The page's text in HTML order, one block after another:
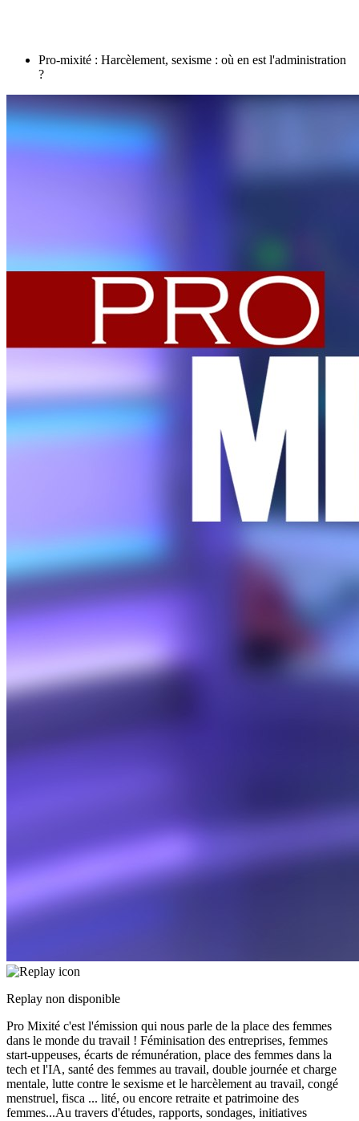
Pro-mixité : Harcèlement, sexisme : où en est l'administration
?
Replay non disponible
Pro Mixité c'est l'émission qui nous parle de la place des femmes
dans le monde du travail ! Féminisation des entreprises, femmes
start-uppeuses, écarts de rémunération, place des femmes dans la
tech et l'IA, santé des femmes au travail, double journée et charge
mentale, lutte contre le sexisme et le harcèlement au travail, congé
menstruel, fisca ... lité, ou encore retraite et patrimoine des
femmes...Au travers d'études, rapports, sondages, initiatives